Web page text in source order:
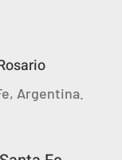
Argentina.